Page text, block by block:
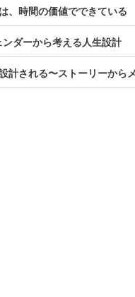
、時間の価値でできている
ダーから考える人生設計
計される〜ストーリーから